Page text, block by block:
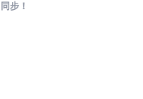
同步！